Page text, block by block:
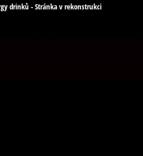
drinků - Stránka v rekonstrukci